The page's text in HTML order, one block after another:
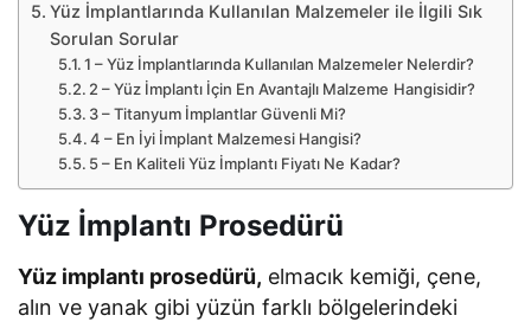
Yüz İmplantlarında Kullanılan Malzemeler ile İlgili Sık
Sorulan Sorular
1 – Yüz İmplantlarında Kullanılan Malzemeler Nelerdir?
2 – Yüz İmplantı İçin En Avantajlı Malzeme Hangisidir?
3 – Titanyum İmplantlar Güvenli Mi?
4 – En İyi İmplant Malzemesi Hangisi?
5 – En Kaliteli Yüz İmplantı Fiyatı Ne Kadar?
Yüz İmplantı Prosedürü
Yüz implantı prosedürü, elmacık kemiği, çene,
alın ve yanak gibi yüzün farklı bölgelerindeki